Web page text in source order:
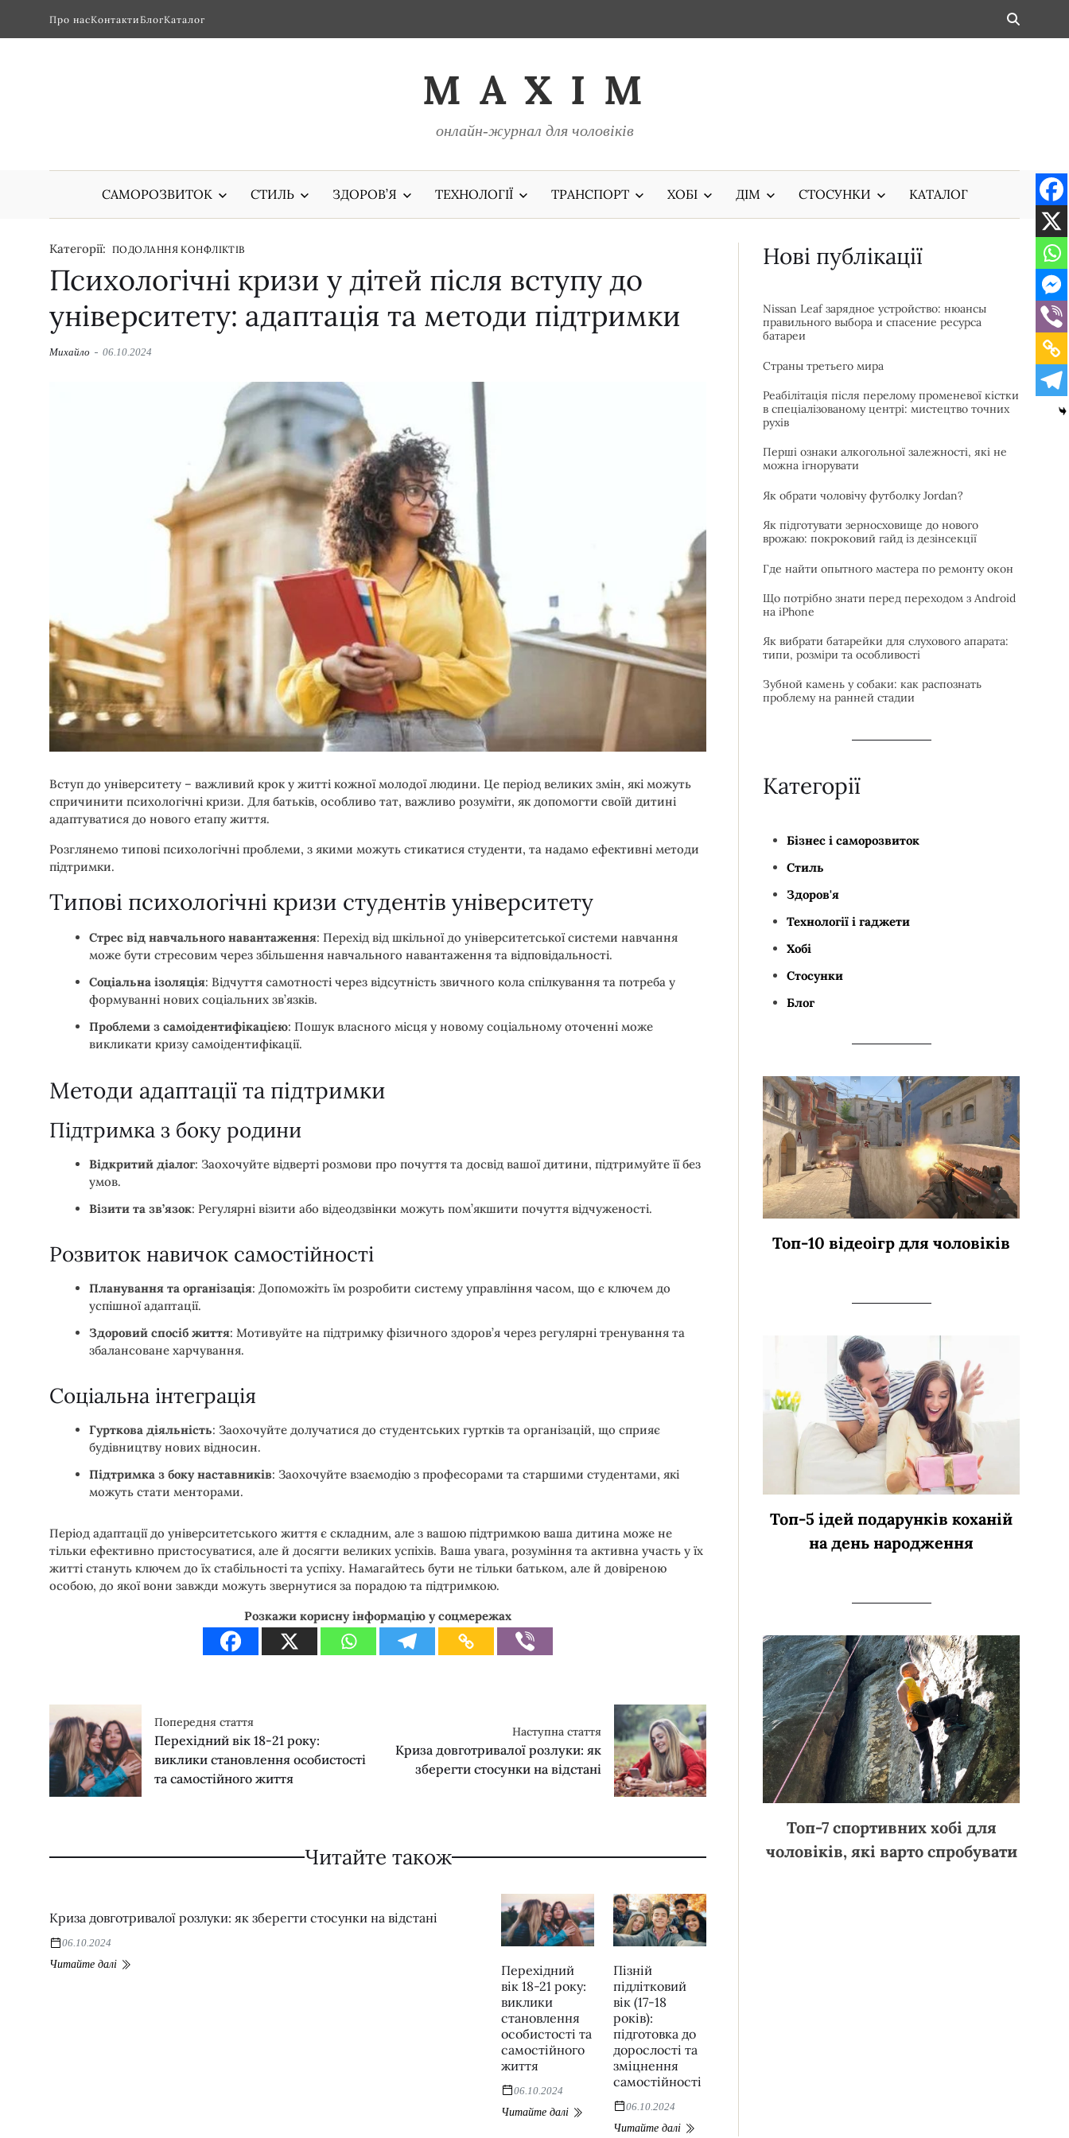
Про насКонтактиБлогКаталог
M A X I M
онлайн-журнал для чоловіків
САМОРОЗВИТОК СТИЛЬ ЗДОРОВ’Я ТЕХНОЛОГІЇ ТРАНСПОРТ ХОБІ ДІМ СТОСУНКИ КАТАЛОГ
Категорії: ПОДОЛАННЯ КОНФЛІКТІВ
Психологічні кризи у дітей після вступу до
університету: адаптація та методи підтримки
Михайло 06.10.2024
Вступ до університету – важливий крок у житті кожної молодої людини. Це період великих змін, які можуть
спричинити психологічні кризи. Для батьків, особливо тат, важливо розуміти, як допомогти своїй дитині
адаптуватися до нового етапу життя.
Розглянемо типові психологічні проблеми, з якими можуть стикатися студенти, та надамо ефективні методи
підтримки.
Типові психологічні кризи студентів університету
Стрес від навчального навантаження: Перехід від шкільної до університетської системи навчання
може бути стресовим через збільшення навчального навантаження та відповідальності.
Соціальна ізоляція: Відчуття самотності через відсутність звичного кола спілкування та потреба у
формуванні нових соціальних зв’язків.
Проблеми з самоідентифікацією: Пошук власного місця у новому соціальному оточенні може
викликати кризу самоідентифікації.
Методи адаптації та підтримки
Підтримка з боку родини
Відкритий діалог: Заохочуйте відверті розмови про почуття та досвід вашої дитини, підтримуйте її без
умов.
Візити та зв’язок: Регулярні візити або відеодзвінки можуть пом’якшити почуття відчуженості.
Розвиток навичок самостійності
Планування та організація: Допоможіть їм розробити систему управління часом, що є ключем до
успішної адаптації.
Здоровий спосіб життя: Мотивуйте на підтримку фізичного здоров’я через регулярні тренування та
збалансоване харчування.
Соціальна інтеграція
Гурткова діяльність: Заохочуйте долучатися до студентських гуртків та організацій, що сприяє
будівництву нових відносин.
Підтримка з боку наставників: Заохочуйте взаємодію з професорами та старшими студентами, які
можуть стати менторами.
Період адаптації до університетського життя є складним, але з вашою підтримкою ваша дитина може не
тільки ефективно пристосуватися, але й досягти великих успіхів. Ваша увага, розуміння та активна участь у їх
житті стануть ключем до їх стабільності та успіху. Намагайтесь бути не тільки батьком, але й довіреною
особою, до якої вони завжди можуть звернутися за порадою та підтримкою.
Розкажи корисну інформацію у соцмережах
Попередня стаття
Перехідний вік 18-21 року:
виклики становлення особистості
та самостійного життя
Наступна стаття
Криза довготривалої розлуки: як
зберегти стосунки на відстані
Читайте також
Криза довготривалої розлуки: як зберегти стосунки на відстані
06.10.2024
Читайте далі
Перехідний
вік 18-21 року:
виклики
становлення
особистості та
самостійного
життя
06.10.2024
Читайте далі
Пізній
підлітковий
вік (17-18
років):
підготовка до
дорослості та
зміцнення
самостійності
06.10.2024
Читайте далі
Нові публікації
Nissan Leaf зарядное устройство: нюансы
правильного выбора и спасение ресурса
батареи
Страны третьего мира
Реабілітація після перелому променевої кістки
в спеціалізованому центрі: мистецтво точних
рухів
Перші ознаки алкогольної залежності, які не
можна ігнорувати
Як обрати чоловічу футболку Jordan?
Як підготувати зерносховище до нового
врожаю: покроковий гайд із дезінсекції
Где найти опытного мастера по ремонту окон
Що потрібно знати перед переходом з Android
на iPhone
Як вибрати батарейки для слухового апарата:
типи, розміри та особливості
Зубной камень у собаки: как распознать
проблему на ранней стадии
Категорії
Бізнес і саморозвиток
Стиль
Здоров'я
Технології і гаджети
Хобі
Стосунки
Блог
Топ-10 відеоігр для чоловіків
Топ-5 ідей подарунків коханій
на день народження
Топ-7 спортивних хобі для
чоловіків, які варто спробувати